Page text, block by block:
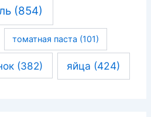
(854)
томатная паста (101)
(382) яйца (424)